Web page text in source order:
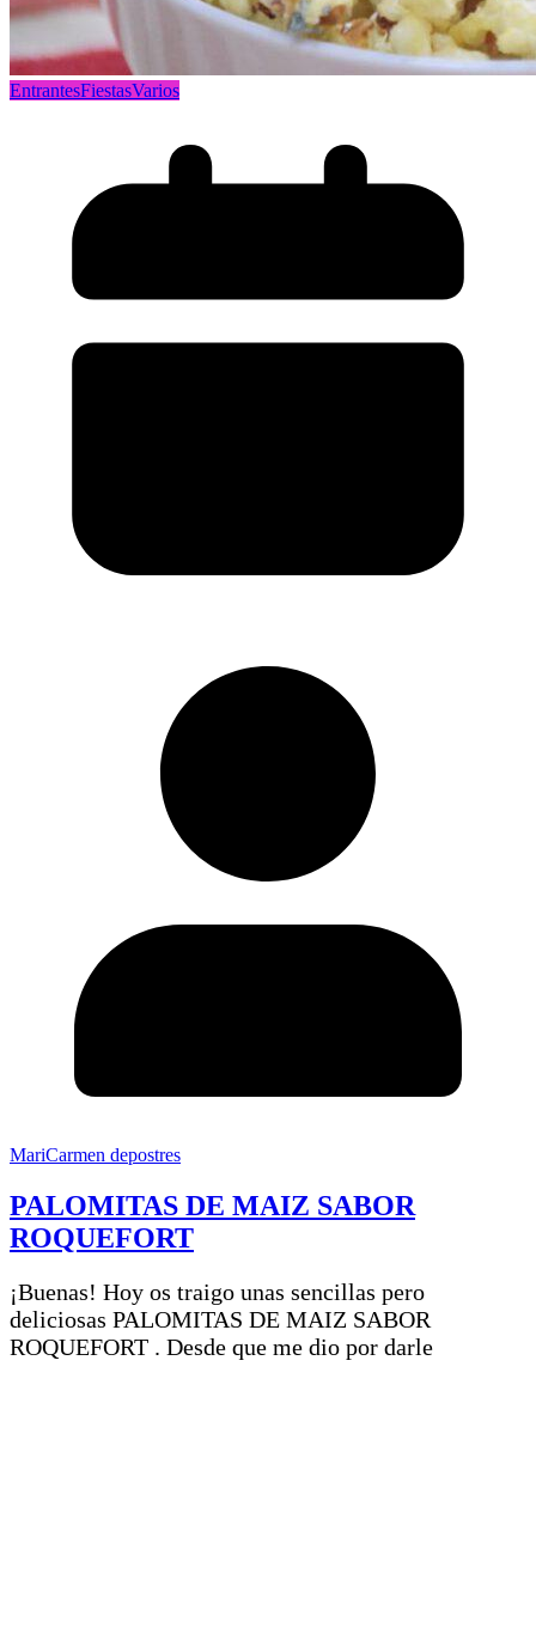
EntrantesFiestasVarios
MariCarmen depostres
PALOMITAS DE MAIZ SABOR
ROQUEFORT
¡Buenas! Hoy os traigo unas sencillas pero
deliciosas PALOMITAS DE MAIZ SABOR
ROQUEFORT . Desde que me dio por darle